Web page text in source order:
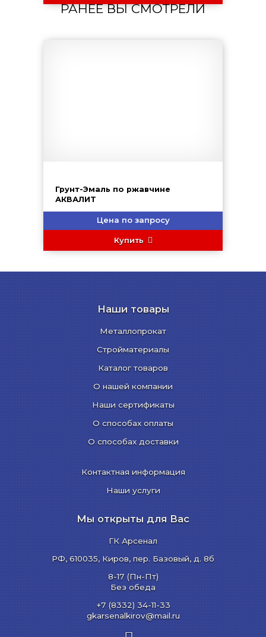
РАНЕЕ ВЫ СМОТРЕЛИ
Грунт-Эмаль по ржавчине
АКВАЛИТ
Цена по запросу
Купить
Наши товары
Металлопрокат
Стройматериалы
Каталог товаров
О нашей компании
Наши сертификаты
О способах оплаты
О способах доставки
Контактная информация
Наши услуги
Мы открыты для Вас
ГК Арсенал
РФ, 610035, Киров, пер. Базовый, д. 8б
8-17 (Пн-Пт)
Без обеда
+7 (8332) 34-11-33
gkarsenalkirov@mail.ru